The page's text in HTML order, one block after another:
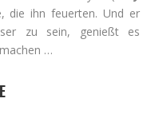
die ihn feuerten. Und er
zu sein, genießt es
…